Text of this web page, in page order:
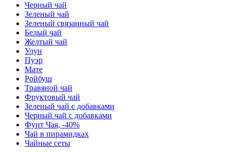
Черный чай
Зеленый чай
Зеленый связанный чай
Белый чай
Желтый чай
Улун
Пуэр
Мате
Ройбуш
Травяной чай
Фруктовый чай
Зеленый чай с добавками
Черный чай с добавками
Фунт Чая, -40%
Чай в пирамидках
Чайные сеты